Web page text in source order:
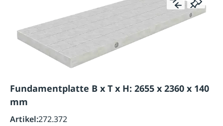
Fundamentplatte B x T x H: 2655 x 2360 x 140
mm
Artikel:272.372